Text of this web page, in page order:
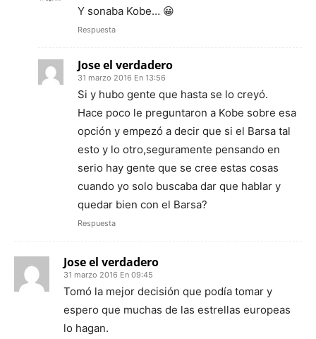
Y sonaba Kobe… 😀
Respuesta
Jose el verdadero
31 marzo 2016 En 13:56
Si y hubo gente que hasta se lo creyó.
Hace poco le preguntaron a Kobe sobre esa
opción y empezó a decir que si el Barsa tal
esto y lo otro,seguramente pensando en
serio hay gente que se cree estas cosas
cuando yo solo buscaba dar que hablar y
quedar bien con el Barsa?
Respuesta
Jose el verdadero
31 marzo 2016 En 09:45
Tomó la mejor decisión que podía tomar y
espero que muchas de las estrellas europeas
lo hagan.